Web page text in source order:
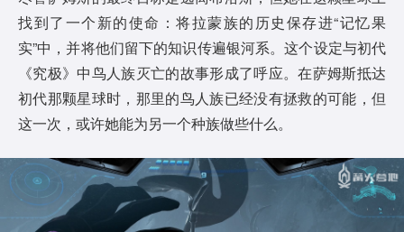
找到了一个新的使命：将拉蒙族的历史保存进“记忆果
实”中，并将他们留下的知识传遍银河系。这个设定与初代
《究极》中鸟人族灭亡的故事形成了呼应。在萨姆斯抵达
初代那颗星球时，那里的鸟人族已经没有拯救的可能，但
这一次，或许她能为另一个种族做些什么。